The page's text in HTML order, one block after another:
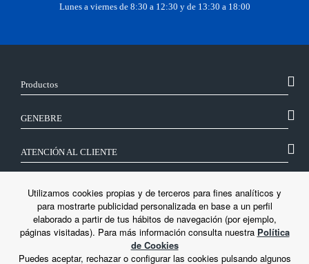
Lunes a viernes de 8:30 a 12:30 y de 13:30 a 18:00
Productos
GENEBRE
ATENCIÓN AL CLIENTE
LEGAL
Utilizamos cookies propias y de terceros para fines analíticos y
para mostrarte publicidad personalizada en base a un perfil
elaborado a partir de tus hábitos de navegación (por ejemplo,
páginas visitadas). Para más información consulta nuestra Política
de Cookies
Puedes aceptar, rechazar o configurar las cookies pulsando algunos